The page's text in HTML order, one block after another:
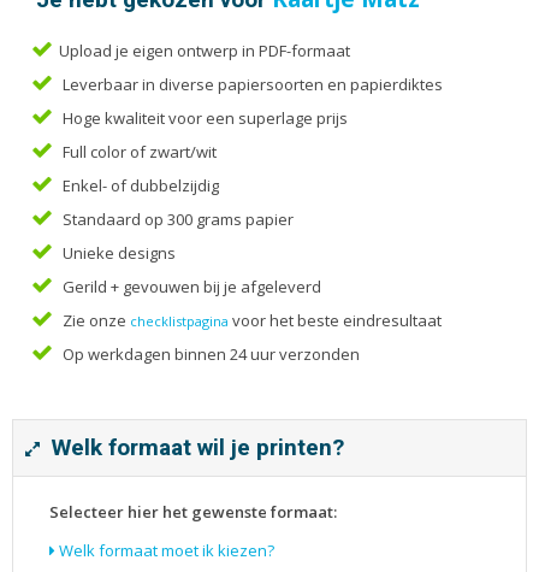
Menukaarten
Mondkapjes
Notitieblokken
Rapporten/Verslagen
Rouwkaarten
Scripties
Tijdschriften
Verhuiskaarten
Upload je eigen ontwerp in PDF-formaat
Leverbaar in diverse papiersoorten en papierdiktes
Hoge kwaliteit voor een superlage prijs
Full color of zwart/wit
Enkel- of dubbelzijdig
Standaard op 300 grams papier
Unieke designs
Gerild + gevouwen bij je afgeleverd
Zie onze checklistpagina voor het beste eindresultaat
Op werkdagen binnen 24 uur verzonden
Welk formaat wil je printen?
Selecteer hier het gewenste formaat:
Welk formaat moet ik kiezen?